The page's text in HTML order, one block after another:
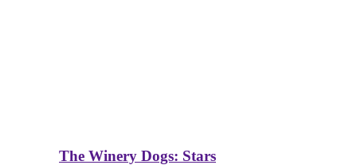
The Winery Dogs: Stars